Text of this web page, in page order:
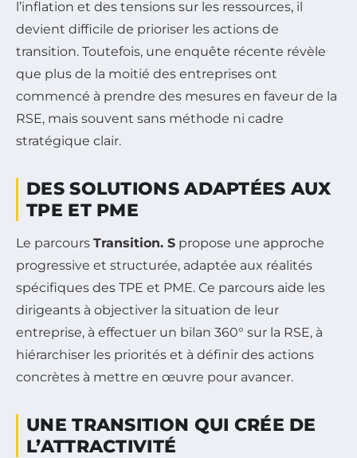
l’inflation et des tensions sur les ressources, il
devient difficile de prioriser les actions de
transition. Toutefois, une enquête récente révèle
que plus de la moitié des entreprises ont
commencé à prendre des mesures en faveur de la
RSE, mais souvent sans méthode ni cadre
stratégique clair.
DES SOLUTIONS ADAPTÉES AUX
TPE ET PME
Le parcours Transition. S propose une approche
progressive et structurée, adaptée aux réalités
spécifiques des TPE et PME. Ce parcours aide les
dirigeants à objectiver la situation de leur
entreprise, à effectuer un bilan 360° sur la RSE, à
hiérarchiser les priorités et à définir des actions
concrètes à mettre en œuvre pour avancer.
UNE TRANSITION QUI CRÉE DE
L’ATTRACTIVITÉ